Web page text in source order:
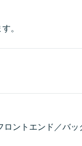
。
ントエンド／バッ